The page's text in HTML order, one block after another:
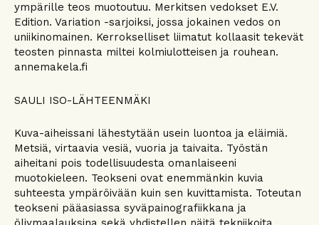
ympärille teos muotoutuu. Merkitsen vedokset E.V.
Edition. Variation -sarjoiksi, jossa jokainen vedos on
uniikinomainen. Kerrokselliset liimatut kollaasit tekevät
teosten pinnasta miltei kolmiulotteisen ja rouhean.
annemakela.fi
SAULI ISO-LÄHTEENMÄKI
Kuva-aiheissani lähestytään usein luontoa ja eläimiä.
Metsiä, virtaavia vesiä, vuoria ja taivaita. Työstän
aiheitani pois todellisuudesta omanlaiseeni
muotokieleen. Teokseni ovat enemmänkin kuvia
suhteesta ympäröivään kuin sen kuvittamista. Toteutan
teokseni pääasiassa syväpainografiikkana ja